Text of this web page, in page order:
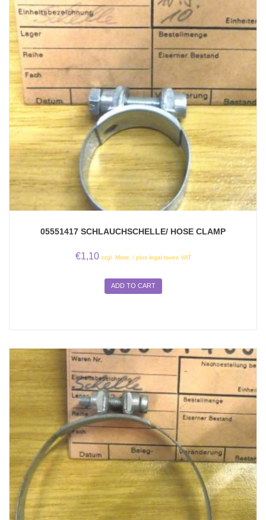
05551417 SCHLAUCHSCHELLE/ HOSE CLAMP
€1,10 zzgl. Mwst. / plus legal taxes VAT
ADD TO CART